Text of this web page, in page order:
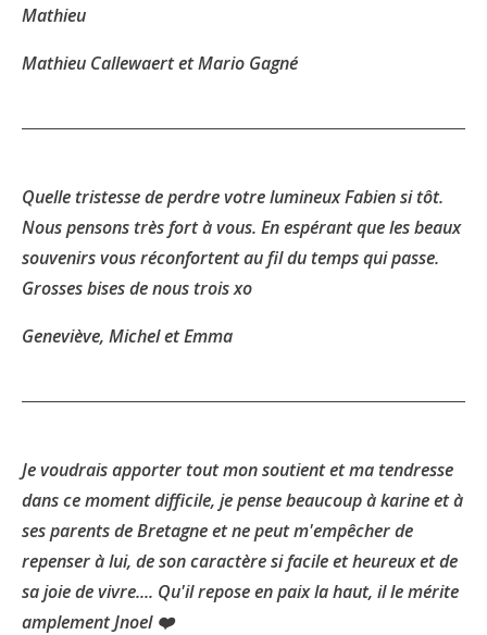
Mathieu
Mathieu Callewaert et Mario Gagné
Quelle tristesse de perdre votre lumineux Fabien si tôt.
Nous pensons très fort à vous. En espérant que les beaux
souvenirs vous réconfortent au fil du temps qui passe.
Grosses bises de nous trois xo
Geneviève, Michel et Emma
Je voudrais apporter tout mon soutient et ma tendresse
dans ce moment difficile, je pense beaucoup à karine et à
ses parents de Bretagne et ne peut m'empêcher de
repenser à lui, de son caractère si facile et heureux et de
sa joie de vivre.... Qu'il repose en paix la haut, il le mérite
amplement Jnoel ❤️